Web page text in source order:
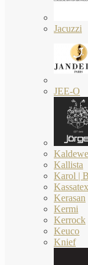
Jacuzzi
JEE-O
Kallista
Karol |
Kassatex
Kerasan
Kermi
Kerrock
Keuco
Knief